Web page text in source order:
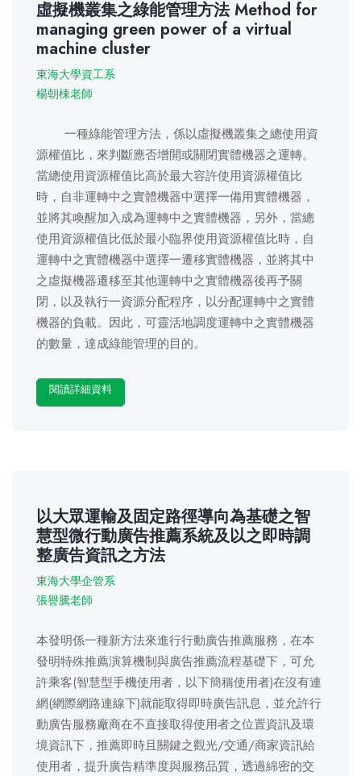
虛擬機叢集之綠能管理方法 Method for
managing green power of a virtual
machine cluster
東海大學資工系
楊朝棟老師
一種綠能管理方法，係以虛擬機叢集之總使用資
源權值比，來判斷應否增開或關閉實體機器之運轉。
當總使用資源權值比高於最大容許使用資源權值比
時，自非運轉中之實體機器中選擇一備用實體機器，
並將其喚醒加入成為運轉中之實體機器，另外，當總
使用資源權值比低於最小臨界使用資源權值比時，自
運轉中之實體機器中選擇一遷移實體機器，並將其中
之虛擬機器遷移至其他運轉中之實體機器後再予關
閉，以及執行一資源分配程序，以分配運轉中之實體
機器的負載。因此，可靈活地調度運轉中之實體機器
的數量，達成綠能管理的目的。
閱讀詳細資料
以大眾運輸及固定路徑導向為基礎之智
慧型微行動廣告推薦系統及以之即時調
整廣告資訊之方法
東海大學企管系
張譽騰老師
本發明係一種新方法來進行行動廣告推薦服務，在本
發明特殊推薦演算機制與廣告推薦流程基礎下，可允
許乘客(智慧型手機使用者，以下簡稱使用者)在沒有連
網(網際網路連線下)就能取得即時廣告訊息，並允許行
動廣告服務廠商在不直接取得使用者之位置資訊及環
境資訊下，推薦即時且關鍵之觀光/交通/商家資訊給
使用者，提升廣告精準度與服務品質，透過綿密的交